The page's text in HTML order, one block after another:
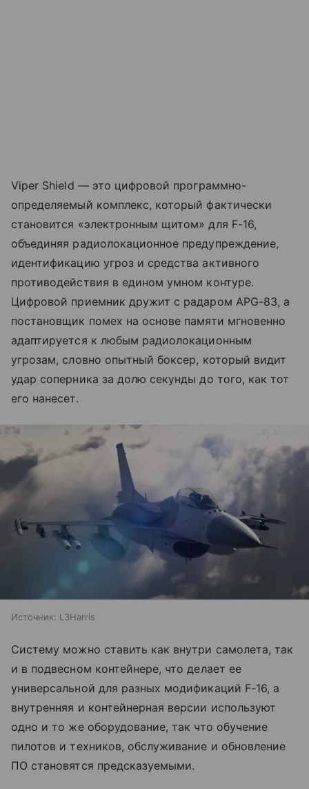
Viper Shield — это цифровой программно-
определяемый комплекс, который фактически
становится «электронным щитом» для F-16,
объединяя радиолокационное предупреждение,
идентификацию угроз и средства активного
противодействия в едином умном контуре.
Цифровой приемник дружит с радаром APG-83, а
постановщик помех на основе памяти мгновенно
адаптируется к любым радиолокационным
угрозам, словно опытный боксер, который видит
удар соперника за долю секунды до того, как тот
его нанесет.
Источник: L3Harris
Систему можно ставить как внутри самолета, так
и в подвесном контейнере, что делает ее
универсальной для разных модификаций F-16, а
внутренняя и контейнерная версии используют
одно и то же оборудование, так что обучение
пилотов и техников, обслуживание и обновление
ПО становятся предсказуемыми.